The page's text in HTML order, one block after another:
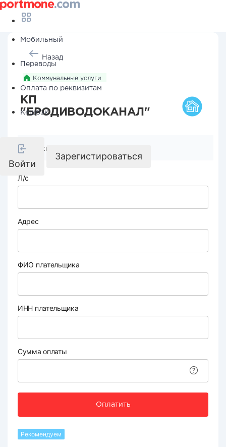
Мобильный
Переводы
Оплата по реквизитам
Кешбэк
Войти
Зарегистироваться
Назад
Коммунальные услуги
КП
"БРОДИВОДОКАНАЛ"
Реквизиты компании
Л/с
Адрес
ФИО плательщика
ИНН плательщика
Сумма оплаты
Оплатить
Рекомендуем